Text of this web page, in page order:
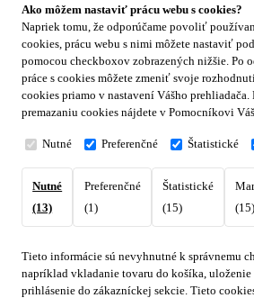
Ako môžem nastaviť prácu webu s cookies?
Napriek tomu, že odporúčame povoliť
cookies, prácu webu s nimi môžete nastaviť
pomocou checkboxov zobrazených nižšie. Po
práce s cookies môžete zmeniť svoje
cookies priamo v nastavení Vášho
premazaniu cookies nájdete v Pomocníkovi
Nutné Preferenčné Štatistické
Nutné
(13)
Preferenčné
(1)
Štatistické
(15)
(15)
Tieto informácie sú nevyhnutné k správnemu
napríklad vkladanie tovaru do košíka,
prihlásenie do zákazníckej sekcie. Tieto